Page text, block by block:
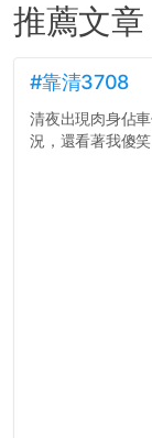
推薦文章
#靠清3708
清夜出現肉身佔
況，還看著我傻